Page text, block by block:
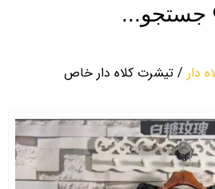
جستجو...
دار / تیشرت کلاه دار خاص